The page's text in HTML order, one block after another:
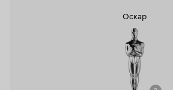
Оскар